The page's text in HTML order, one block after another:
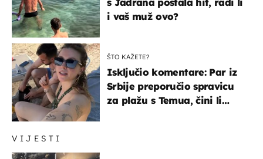
VIJESTI
i vaš muž ovo?
ŠTO KAŽETE?
Isključio komentare: Par iz
Srbije preporučio spravicu
za plažu s Temua, čini li